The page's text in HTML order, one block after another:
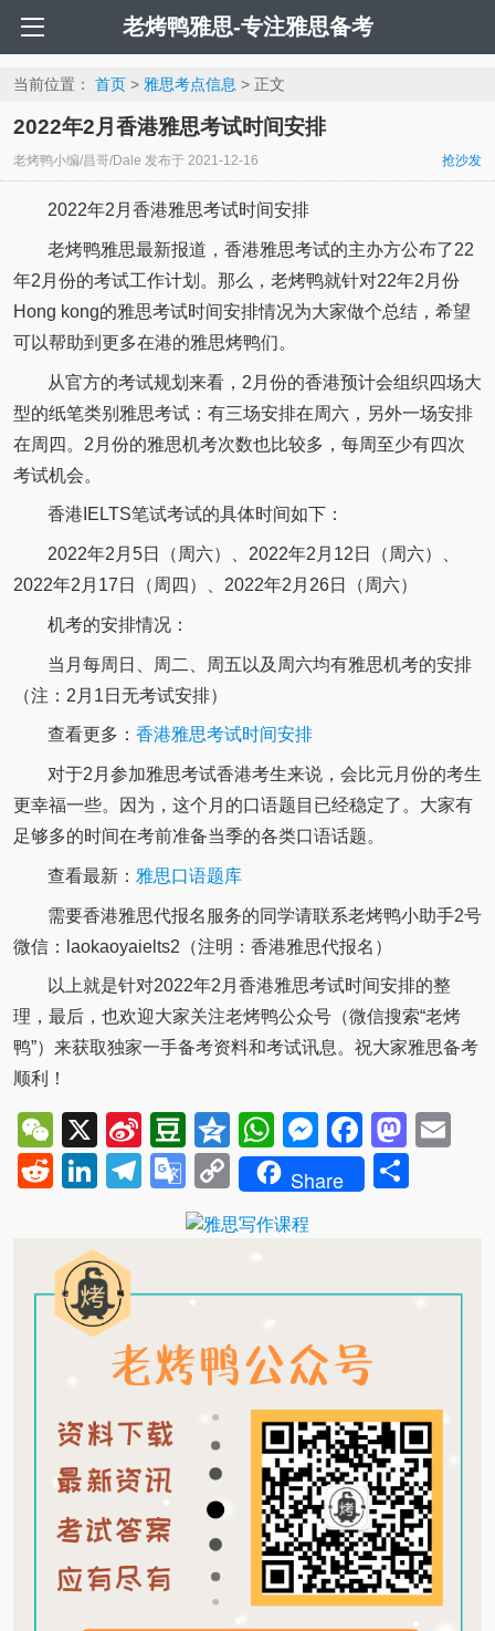
老烤鸭雅思-专注雅思备考
当前位置： 首页> 雅思考点信息 > 正文
2022年2月香港雅思考试时间安排
老烤鸭小编/昌哥/Dale 发布于 2021-12-16 抢沙发
2022年2月香港雅思考试时间安排
老烤鸭雅思最新报道，香港雅思考试的主办方公布了22
年2月份的考试工作计划。那么，老烤鸭就针对22年2月份
Hong kong的雅思考试时间安排情况为大家做个总结，希望
可以帮助到更多在港的雅思烤鸭们。
从官方的考试规划来看，2月份的香港预计会组织四场大
型的纸笔类别雅思考试：有三场安排在周六，另外一场安排
在周四。2月份的雅思机考次数也比较多，每周至少有四次
考试机会。
香港IELTS笔试考试的具体时间如下：
2022年2月5日（周六）、2022年2月12日（周六）、
2022年2月17日（周四）、2022年2月26日（周六）
机考的安排情况：
当月每周日、周二、周五以及周六均有雅思机考的安排
（注：2月1日无考试安排）
查看更多： 香港雅思考试时间安排
对于2月参加雅思考试香港考生来说，会比元月份的考生
更幸福一些。因为，这个月的口语题目已经稳定了。大家有
足够多的时间在考前准备当季的各类口语话题。
查看最新： 雅思口语题库
需要香港雅思代报名服务的同学请联系老烤鸭小助手2号
微信：laokaoyaielts2（注明：香港雅思代报名）
以上就是针对2022年2月香港雅思考试时间安排的整
理，最后，也欢迎大家关注老烤鸭公众号（微信搜索“老烤
鸭”）来获取独家一手备考资料和考试讯息。祝大家雅思备考
顺利！
WeChat
X
Sina
Weibo
Douban
QzoneWhatsApp
Messenger
RedditLinkedIn
Telegram
Google
Translate
Copy
Link
Share